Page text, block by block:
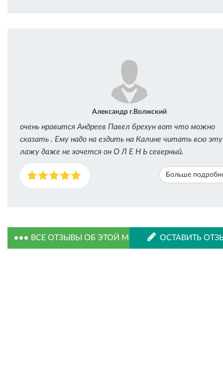
Александр г.Волжский
очень нравится Андреев Павел брехун вот что можно
сказать . Ему надо на ездить на Калине читать всю эту
лажу даже не хочется он О Л Е Н Ь северный.
Больше
ВСЕ ОТЗЫВЫ ОБ ЭТОЙ МОДЕЛИ ОСТАВИТЬ